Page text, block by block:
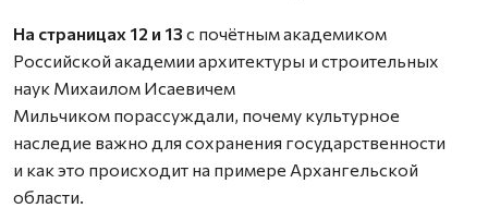
На страницах 12 и 13 с почётным академиком
Российской академии архитектуры и строительных
наук Михаилом Исаевичем
Мильчиком порассуждали, почему культурное
наследие важно для сохранения государственности
и как это происходит на примере Архангельской
области.